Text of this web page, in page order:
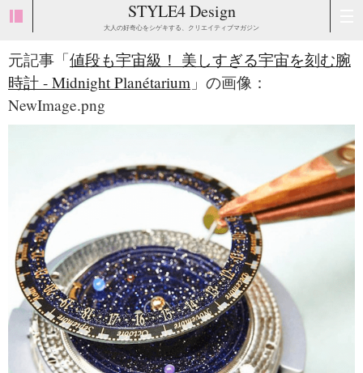
STYLE4 Design
大人の好奇心をシゲキする、クリエイティブマガジン
元記事「値段も宇宙級！ 美しすぎる宇宙を刻む腕
時計 - Midnight Planétarium 」の画像：
NewImage.png